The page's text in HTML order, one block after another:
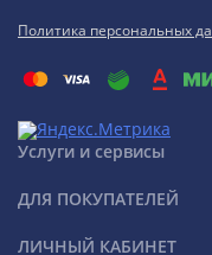
Политика персональных
Услуги и сервисы
ДЛЯ ПОКУПАТЕЛЕЙ
ЛИЧНЫЙ КАБИНЕТ